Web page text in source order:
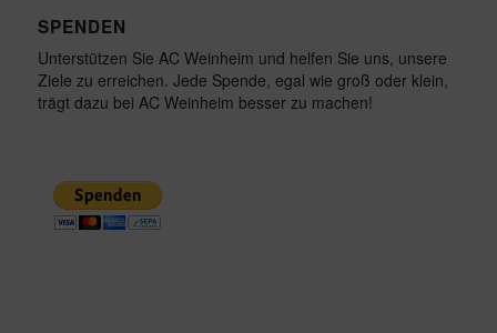
SPENDEN
Unterstützen Sie AC Weinheim und helfen Sie uns, unsere
Ziele zu erreichen. Jede Spende, egal wie groß oder klein,
trägt dazu bei AC Weinheim besser zu machen!